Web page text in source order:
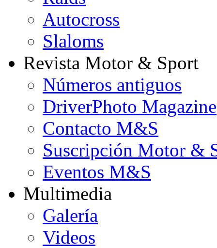
Autocross
Slaloms
Revista Motor & Sport
Números antiguos
DriverPhoto Magazine
Contacto M&S
Suscripción Motor &
Eventos M&S
Multimedia
Galería
Videos